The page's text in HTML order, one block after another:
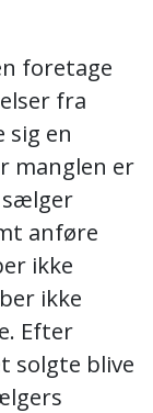
foretage
fra
sig en
manglen er
sælger
anføre
ikke
ikke
Efter
solgte blive